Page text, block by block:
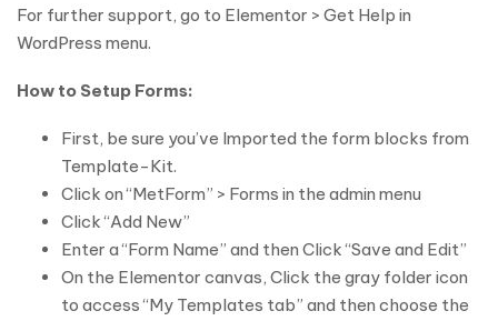
For further support, go to Elementor > Get Help in
WordPress menu.
How to Setup Forms:
First, be sure you’ve Imported the form blocks from
Template-Kit.
Click on “MetForm” > Forms in the admin menu
Click “Add New”
Enter a “Form Name” and then Click “Save and Edit”
On the Elementor canvas, Click the gray folder icon
to access “My Templates tab” and then choose the